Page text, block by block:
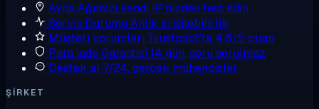
AynaAğımızı kendi IP'nizden test edin
Servis Durumu Anlık erişilebilirlik
Müşteri yorumları Trustpilot'ta 4,6/5 puan
Para İade Garantisi 14 gün, soru sorulmaz
Destek al 7/24, gerçek mühendisler
ŞIRKET